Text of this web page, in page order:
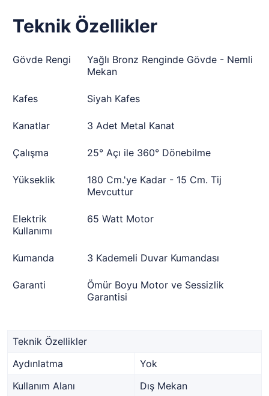
Teknik Özellikler
Gövde Rengi
Yağlı Bronz Renginde Gövde - Nemli
Mekan
Kafes Siyah Kafes
Kanatlar 3 Adet Metal Kanat
Çalışma 25° Açı ile 360° Dönebilme
Yükseklik
180 Cm.'ye Kadar - 15 Cm. Tij
Mevcuttur
Elektrik
Kullanımı
65 Watt Motor
Kumanda 3 Kademeli Duvar Kumandası
Garanti
Ömür Boyu Motor ve Sessizlik
Garantisi
Teknik Özellikler
Aydınlatma
Yok
Kullanım Alanı
Dış Mekan